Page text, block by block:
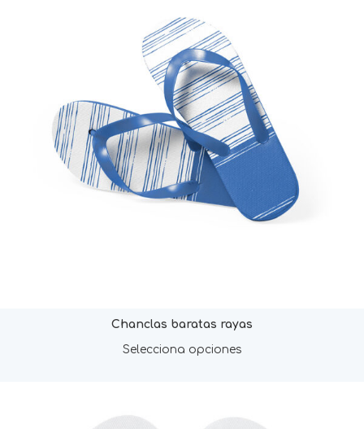
Chanclas baratas rayas
Selecciona opciones